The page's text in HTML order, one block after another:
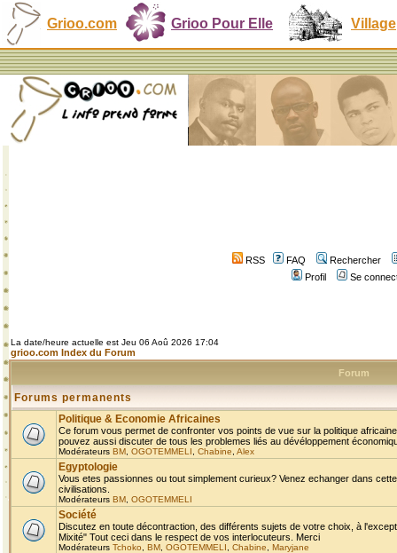
Grioo.com Grioo Pour Elle Village
RSS FAQ
Rechercher
Profil
Se
La date/heure actuelle est Jeu 06 Aoû 2026 17:04
grioo.com Index du Forum
Forum
Forums permanents
Politique & Economie Africaines
Ce forum vous permet de confronter vos points de vue sur la politique
pouvez aussi discuter de tous les problemes liés au dévéloppement
Modérateurs BM OGOTEMMELI Chabine Alex
Egyptologie
Vous etes passionnes ou tout simplement curieux? Venez echanger dans
civilisations.
Modérateurs BM OGOTEMMELI
Société
Discutez en toute décontraction, des différents sujets de votre choix, à
Mixité" Tout ceci dans le respect de vos interlocuteurs. Merci
Modérateurs Tchoko BM OGOTEMMELI Chabine Maryjane